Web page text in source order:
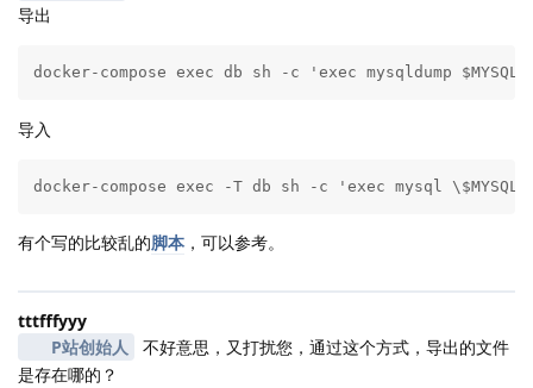
导出
docker-compose exec db sh -c 'exec mysqldump
导入
docker-compose exec -T db sh -c 'exec mysql
有个写的比较乱的脚本 ，可以参考。
tttfffyyy
P站创始人
不好意思，又打扰您，通过这个方式，导出的文件
是存在哪的？